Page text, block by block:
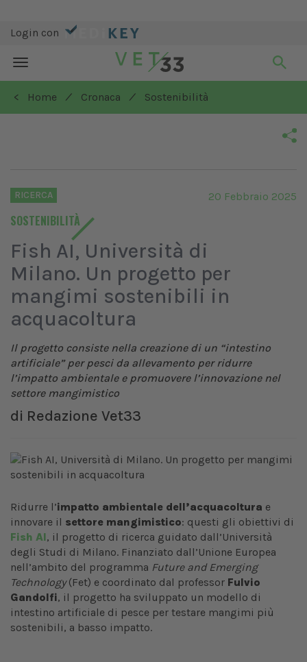
Login con
Toggle
navigation
< Home
/ Cronaca / Sostenibilità
RICERCA
SOSTENIBILITÀ
20 Febbraio 2025
Fish AI, Università di
Milano. Un progetto per
mangimi sostenibili in
acquacoltura
Il progetto consiste nella creazione di un “intestino
artificiale” per pesci da allevamento per ridurre
l’impatto ambientale e promuovere l’innovazione nel
settore mangimistico
di Redazione Vet33
Ridurre l’impatto ambientale dell’acquacoltura e
innovare il settore mangimistico: questi gli obiettivi di
Fish AI, il progetto di ricerca guidato dall’Università
degli Studi di Milano. Finanziato dall’Unione Europea
nell’ambito del programma Future and Emerging
Technology(Fet) e coordinato dal professor Fulvio
Gandolfi, il progetto ha sviluppato un modello di
intestino artificiale di pesce per testare mangimi più
sostenibili, a basso impatto.